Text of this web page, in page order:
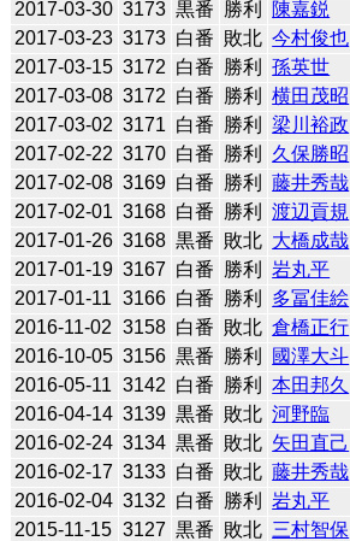
2017-03-30 3173 黒番 勝利 陳嘉鋭
2017-03-23 3173 白番 敗北 今村俊也
2017-03-15 3172 白番 勝利 孫英世
2017-03-08 3172 白番 勝利 横田茂昭
2017-03-02 3171 白番 勝利 梁川裕政
2017-02-22 3170 白番 勝利 久保勝昭
2017-02-08 3169 白番 勝利 藤井秀哉
2017-02-01 3168 白番 勝利 渡辺貢規
2017-01-26 3168 黒番 敗北 大橋成哉
2017-01-19 3167 白番 勝利 岩丸平
2017-01-11 3166 白番 勝利 多冨佳絵
2016-11-02 3158 白番 敗北 倉橋正行
2016-10-05 3156 黒番 勝利 國澤大斗
2016-05-11 3142 白番 勝利 本田邦久
2016-04-14 3139 黒番 敗北 河野臨
2016-02-24 3134 黒番 敗北 矢田直己
2016-02-17 3133 白番 敗北 藤井秀哉
2016-02-04 3132 白番 勝利 岩丸平
2015-11-15 3127 黒番 敗北 三村智保